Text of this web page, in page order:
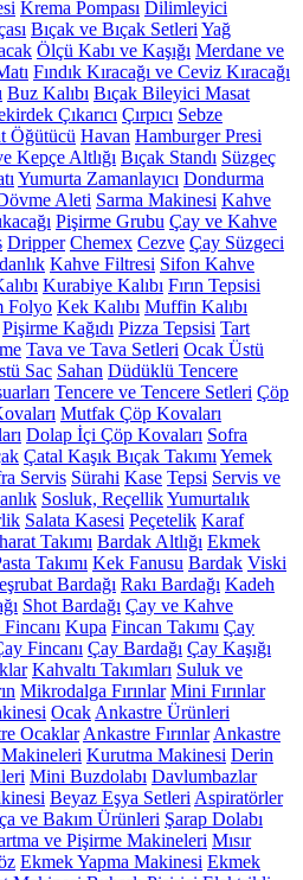
Krema Pompası Dilimleyici
Bıçak ve Bıçak Setleri Yağ
Ölçü Kabı ve Kaşığı Merdane ve
Fındık Kıracağı ve Ceviz Kıracağı
Buz Kalıbı Bıçak Bileyici Masat
Çıkarıcı Çırpıcı Sebze
Öğütücü Havan Hamburger Presi
Kepçe Altlığı Bıçak Standı Süzgeç
Yumurta Zamanlayıcı Dondurma
Aleti Sarma Makinesi Kahve
Pişirme Grubu Çay ve Kahve
Dripper Chemex Cezve Çay Süzgeci
Kahve Filtresi Sifon Kahve
Kurabiye Kalıbı Fırın Tepsisi
Folyo Kek Kalıbı Muffin Kalıbı
Pişirme Kağıdı Pizza Tepsisi Tart
Tava ve Tava Setleri Ocak Üstü
Sac Sahan Düdüklü Tencere
Tencere ve Tencere Setleri Çöp
Mutfak Çöp Kovaları
Dolap İçi Çöp Kovaları Sofra
Çatal Kaşık Bıçak Takımı Yemek
Servis Sürahi Kase Tepsi Servis ve
Sosluk, ReçellikYumurtalık
Salata Kasesi Peçetelik Karaf
Takımı Bardak Altlığı Ekmek
Takımı Kek Fanusu Bardak Viski
Bardağı Rakı Bardağı Kadeh
Shot Bardağı Çay ve Kahve
Kupa Fincan Takımı Çay
Fincanı Çay Bardağı Çay Kaşığı
Kahvaltı Takımları Suluk ve
Mikrodalga Fırınlar Mini Fırınlar
Ocak Ankastre Ürünleri
Ocaklar Ankastre Fırınlar Ankastre
Kurutma Makinesi Derin
Mini Buzdolabı Davlumbazlar
Beyaz Eşya Setleri Aspiratörler
ve Bakım Ürünleri Şarap Dolabı
ve Pişirme Makineleri Mısır
Ekmek Yapma Makinesi Ekmek